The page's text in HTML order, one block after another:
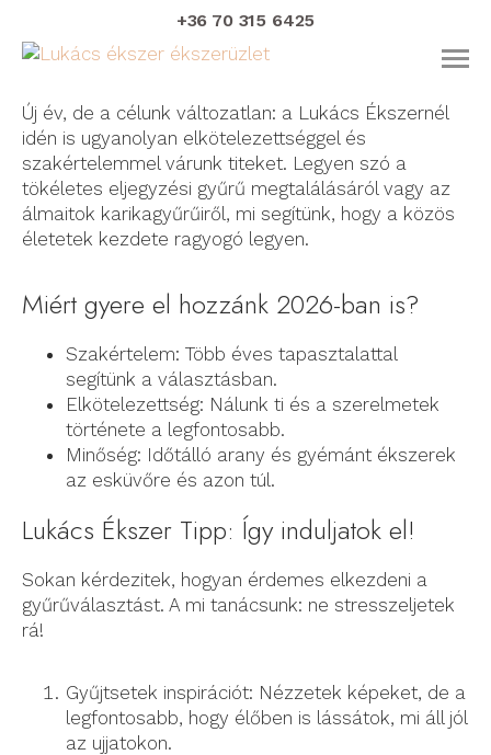
+36 70 315 6425
2026-ban is az igazit az igazinak!
Új év, de a célunk változatlan: a Lukács Ékszernél
idén is ugyanolyan elkötelezettséggel és
szakértelemmel várunk titeket. Legyen szó a
tökéletes eljegyzési gyűrű megtalálásáról vagy az
álmaitok karikagyűrűiről, mi segítünk, hogy a közös
életetek kezdete ragyogó legyen.
Miért gyere el hozzánk 2026-ban is?
Szakértelem: Több éves tapasztalattal
segítünk a választásban.
Elkötelezettség: Nálunk ti és a szerelmetek
története a legfontosabb.
Minőség: Időtálló arany és gyémánt ékszerek
az esküvőre és azon túl.
Lukács Ékszer Tipp: Így induljatok el!
Sokan kérdezitek, hogyan érdemes elkezdeni a
gyűrűválasztást. A mi tanácsunk: ne stresszeljetek
rá!
Gyűjtsetek inspirációt: Nézzetek képeket, de a
legfontosabb, hogy élőben is lássátok, mi áll jól
az ujjatokon.